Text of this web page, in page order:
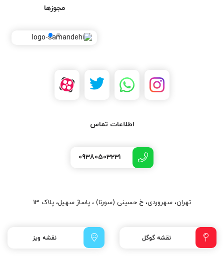
مجوزها
اطلاعات تماس
09380503231
تهران، سهروردی، خ حسینی (سورنا) ، پاساژ سهیل، پلاک 13
نقشه گوگل نقشه ویز